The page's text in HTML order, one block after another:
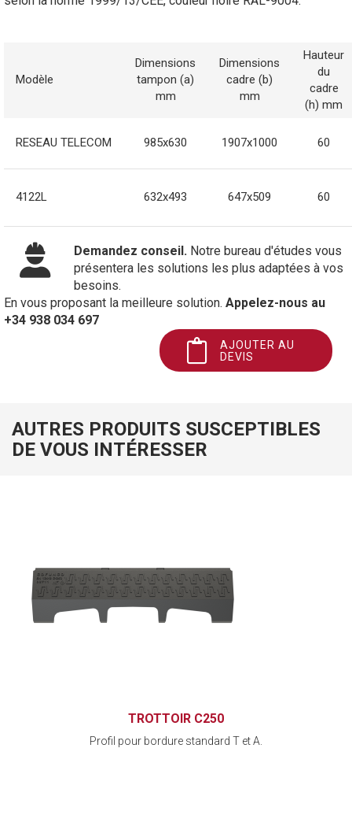
Modèle
Dimensions
tampon (a)
mm
Dimensions
cadre (b)
mm
Hauteur
du
cadre
(h) mm
RESEAU TELECOM 985x630 1907x1000 60
4122L 632x493 647x509 60
Demandez conseil. Notre bureau d'études vous
présentera les solutions les plus adaptées à vos
besoins.
En vous proposant la meilleure solution. Appelez-nous au
+34 938 034 697
AJOUTER AU
DEVIS
AUTRES PRODUITS SUSCEPTIBLES
DE VOUS INTÉRESSER
TROTTOIR C250
Profil pour bordure standard T et A.